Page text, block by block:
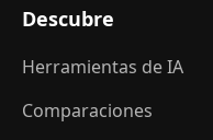
Descubre
Herramientas de IA
Comparaciones